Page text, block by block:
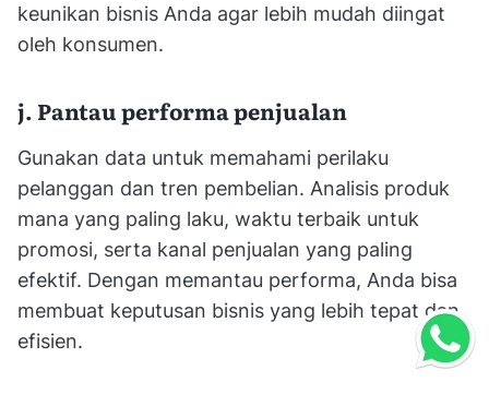
keunikan bisnis Anda agar lebih mudah diingat
oleh konsumen.
j. Pantau performa penjualan
Gunakan data untuk memahami perilaku
pelanggan dan tren pembelian. Analisis produk
mana yang paling laku, waktu terbaik untuk
promosi, serta kanal penjualan yang paling
efektif. Dengan memantau performa, Anda bisa
membuat keputusan bisnis yang lebih tepat dan
efisien.